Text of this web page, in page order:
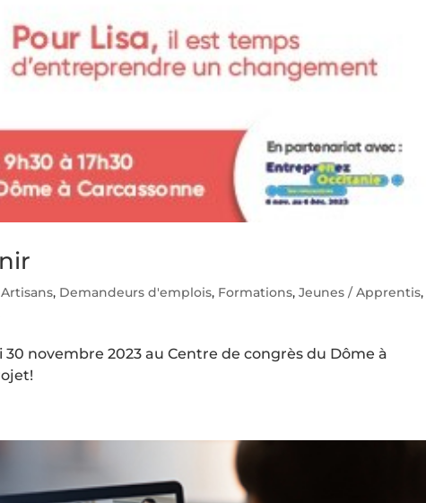
Artisans, Demandeurs d'emplois, Formations,Jeunes / Apprentis,
novembre 2023 au Centre de congrès du Dôme à